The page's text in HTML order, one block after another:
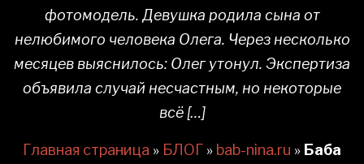
фотомодель. Девушка родила сына от
нелюбимого человека Олега. Через несколько
месяцев выяснилось: Олег утонул. Экспертиза
объявила случай несчастным, но некоторые
всё […]
Главная страница » БЛОГ » bab-nina.ru » Баба